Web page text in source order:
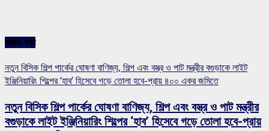
আরও খবর
নতুন বিসিক শিল্প পার্কের ঘোষণা বাণিজ্য, শিল্প এবং বস্ত্র ও পাট মন্ত্রীর বগুড়াকে লাইট
ইঞ্জিনিয়ারিং শিল্পের ‘হাব’ হিসেবে গড়ে তোলা হবে-প্রায় ৪০০ একর জমিতে
নতুন বিসিক শিল্প পার্কের ঘোষণা বাণিজ্য, শিল্প এবং বস্ত্র ও পাট মন্ত্রীর
বগুড়াকে লাইট ইঞ্জিনিয়ারিং শিল্পের ‘হাব’ হিসেবে গড়ে তোলা হবে-প্রায়